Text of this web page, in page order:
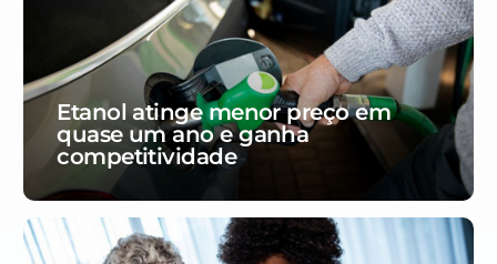
Etanol atinge menor preço em
quase um ano e ganha
competitividade